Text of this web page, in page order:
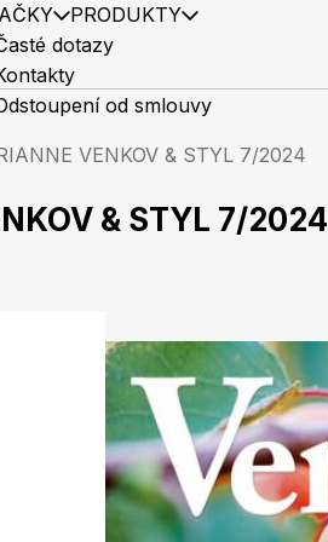
PRODUKTY
Marianne
Knihy
dotazy
od smlouvy
VENKOV & STYL 7/2024
& STYL 7/2024